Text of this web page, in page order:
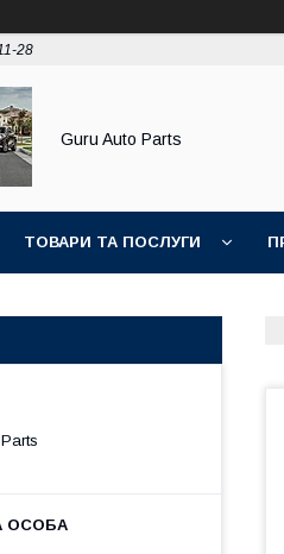
28
Guru Auto Parts
ТОВАРИ ТА ПОСЛУГИ